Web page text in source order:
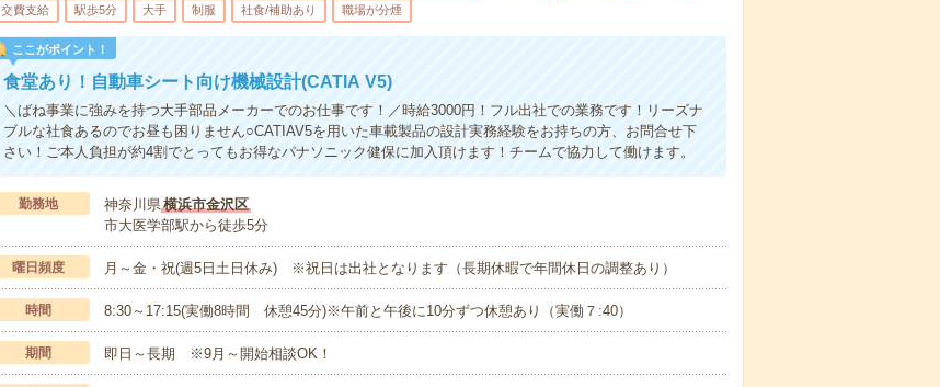
交費支給 駅歩5分 大手 制服 社食/補助あり 職場が分煙
ここがポイント！
食堂あり！自動車シート向け機械設計(CATIA V5)
＼ばね事業に強みを持つ大手部品メーカーでのお仕事です！／時給3000円！フル出社での業務です！リーズナ
ブルな社食あるのでお昼も困りません○CATIAV5を用いた車載製品の設計実務経験をお持ちの方、お問合せ下
さい！ご本人負担が約4割でとってもお得なパナソニック健保に加入頂けます！チームで協力して働けます。
勤務地 神奈川県横浜市金沢区
市大医学部駅から徒歩5分
曜日頻度 月～金・祝(週5日土日休み) ※祝日は出社となります（長期休暇で年間休日の調整あり）
時間 8:30～17:15(実働8時間 休憩45分)※午前と午後に10分ずつ休憩あり（実働７:40）
期間 即日～長期 ※9月～開始相談OK！